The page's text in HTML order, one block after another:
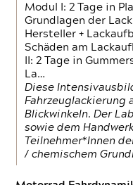
Modul I: 2 Tage in
Grundlagen der
Hersteller +
Schäden am
II: 2 Tage in
La…
Diese
Fahrzeuglackierung
Blickwinkeln. Der
sowie dem
Teilnehmer*Innen
/ chemischem